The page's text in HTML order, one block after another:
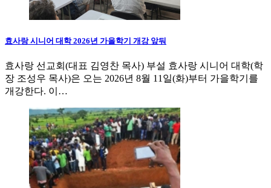
효사랑 시니어 대학 2026년 가을학기 개강 앞둬
효사랑 선교회(대표 김영찬 목사) 부설 효사랑 시니어 대학(학
장 조성우 목사)은 오는 2026년 8월 11일(화)부터 가을학기를
개강한다. 이…